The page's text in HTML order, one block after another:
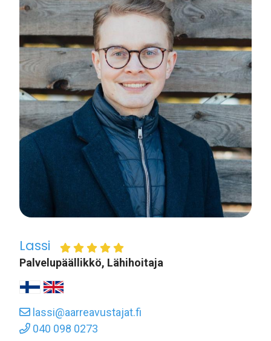
Lassi
Palvelupäällikkö, Lähihoitaja
lassi@aarreavustajat.fi
040 098 0273